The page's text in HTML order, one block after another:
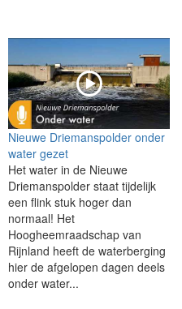
Nieuwe Driemanspolder onder
water gezet
Het water in de Nieuwe
Driemanspolder staat tijdelijk
een flink stuk hoger dan
normaal! Het
Hoogheemraadschap van
Rijnland heeft de waterberging
hier de afgelopen dagen deels
onder water...